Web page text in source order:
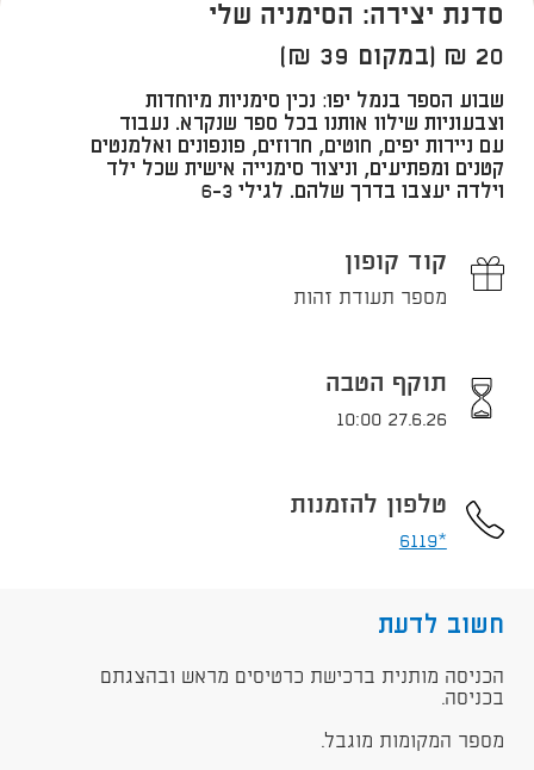
סדנת יצירה: הסימניה שלי
20 ₪ (במקום 39 ₪)
​שבוע הספר בנמל יפו: נכין סימניות מיוחדות
וצבעוניות שילוו אותנו בכל ספר שנקרא. נעבוד
עם ניירות יפים, חוטים, חרוזים, פונפונים ואלמנטים
קטנים ומפתיעים, וניצור סימנייה אישית שכל ילד
וילדה יעצבו בדרך שלהם.​ לגילי 6-3
קוד קופון
מספר תעודת זהות
תוקף הטבה
27.6.26 10:00
טלפון להזמנות
*6119
חשוב לדעת
הכניסה מותנית ברכישת כרטיסים מראש ובהצגתם
בכניסה.
מספר המקומות מוגבל.